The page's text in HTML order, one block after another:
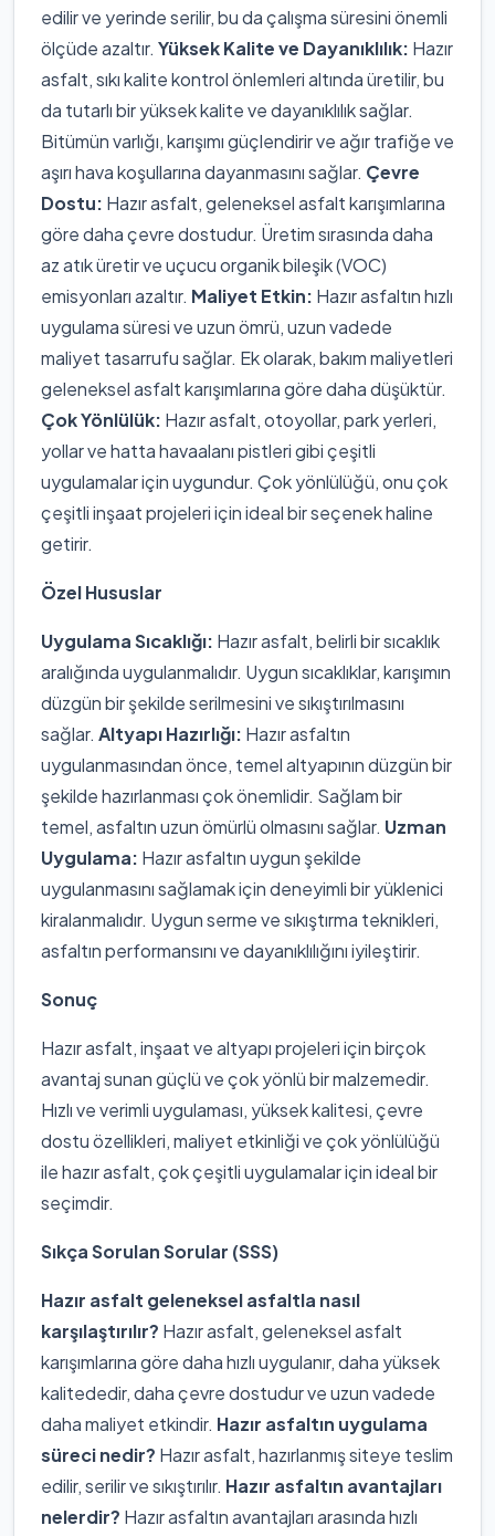
edilir ve yerinde serilir, bu da çalışma süresini önemli
ölçüde azaltır. Yüksek Kalite ve Dayanıklılık: Hazır
asfalt, sıkı kalite kontrol önlemleri altında üretilir, bu
da tutarlı bir yüksek kalite ve dayanıklılık sağlar.
Bitümün varlığı, karışımı güçlendirir ve ağır trafiğe ve
aşırı hava koşullarına dayanmasını sağlar. Çevre
Dostu: Hazır asfalt, geleneksel asfalt karışımlarına
göre daha çevre dostudur. Üretim sırasında daha
az atık üretir ve uçucu organik bileşik (VOC)
emisyonları azaltır. Maliyet Etkin: Hazır asfaltın hızlı
uygulama süresi ve uzun ömrü, uzun vadede
maliyet tasarrufu sağlar. Ek olarak, bakım maliyetleri
geleneksel asfalt karışımlarına göre daha düşüktür.
Çok Yönlülük: Hazır asfalt, otoyollar, park yerleri,
yollar ve hatta havaalanı pistleri gibi çeşitli
uygulamalar için uygundur. Çok yönlülüğü, onu çok
çeşitli inşaat projeleri için ideal bir seçenek haline
getirir.
Özel Hususlar
Uygulama Sıcaklığı: Hazır asfalt, belirli bir sıcaklık
aralığında uygulanmalıdır. Uygun sıcaklıklar, karışımın
düzgün bir şekilde serilmesini ve sıkıştırılmasını
sağlar. Altyapı Hazırlığı: Hazır asfaltın
uygulanmasından önce, temel altyapının düzgün bir
şekilde hazırlanması çok önemlidir. Sağlam bir
temel, asfaltın uzun ömürlü olmasını sağlar. Uzman
Uygulama: Hazır asfaltın uygun şekilde
uygulanmasını sağlamak için deneyimli bir yüklenici
kiralanmalıdır. Uygun serme ve sıkıştırma teknikleri,
asfaltın performansını ve dayanıklılığını iyileştirir.
Sonuç
Hazır asfalt, inşaat ve altyapı projeleri için birçok
avantaj sunan güçlü ve çok yönlü bir malzemedir.
Hızlı ve verimli uygulaması, yüksek kalitesi, çevre
dostu özellikleri, maliyet etkinliği ve çok yönlülüğü
ile hazır asfalt, çok çeşitli uygulamalar için ideal bir
seçimdir.
Sıkça Sorulan Sorular (SSS)
Hazır asfalt geleneksel asfaltla nasıl
karşılaştırılır? Hazır asfalt, geleneksel asfalt
karışımlarına göre daha hızlı uygulanır, daha yüksek
kalitededir, daha çevre dostudur ve uzun vadede
daha maliyet etkindir. Hazır asfaltın uygulama
süreci nedir? Hazır asfalt, hazırlanmış siteye teslim
edilir, serilir ve sıkıştırılır. Hazır asfaltın avantajları
nelerdir? Hazır asfaltın avantajları arasında hızlı